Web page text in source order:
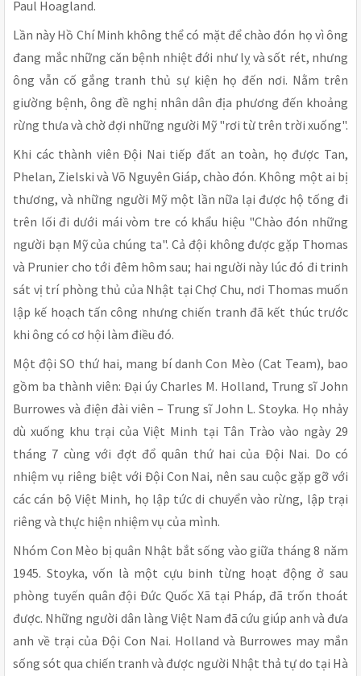
Paul Hoagland.
Lần này Hồ Chí Minh không thể có mặt để chào đón họ vì ông
đang mắc những căn bệnh nhiệt đới như lỵ và sốt rét, nhưng
ông vẫn cố gắng tranh thủ sự kiện họ đến nơi. Nằm trên
giường bệnh, ông đề nghị nhân dân địa phương đến khoảng
rừng thưa và chờ đợi những người Mỹ "rơi từ trên trời xuống".
Khi các thành viên Đội Nai tiếp đất an toàn, họ được Tan,
Phelan, Zielski và Võ Nguyên Giáp, chào đón. Không một ai bị
thương, và những người Mỹ một lần nữa lại được hộ tống đi
trên lối đi dưới mái vòm tre có khẩu hiệu "Chào đón những
người bạn Mỹ của chúng ta". Cả đội không được gặp Thomas
và Prunier cho tới đêm hôm sau; hai người này lúc đó đi trinh
sát vị trí phòng thủ của Nhật tại Chợ Chu, nơi Thomas muốn
lập kế hoạch tấn công nhưng chiến tranh đã kết thúc trước
khi ông có cơ hội làm điều đó.
Một đội SO thứ hai, mang bí danh Con Mèo (Cat Team), bao
gồm ba thành viên: Đại úy Charles M. Holland, Trung sĩ John
Burrowes và điện đài viên – Trung sĩ John L. Stoyka. Họ nhảy
dù xuống khu trại của Việt Minh tại Tân Trào vào ngày 29
tháng 7 cùng với đợt đổ quân thứ hai của Đội Nai. Do có
nhiệm vụ riêng biệt với Đội Con Nai, nên sau cuộc gặp gỡ với
các cán bộ Việt Minh, họ lập tức di chuyển vào rừng, lập trại
riêng và thực hiện nhiệm vụ của mình.
Nhóm Con Mèo bị quân Nhật bắt sống vào giữa tháng 8 năm
1945. Stoyka, vốn là một cựu binh từng hoạt động ở sau
phòng tuyến quân đội Đức Quốc Xã tại Pháp, đã trốn thoát
được. Những người dân làng Việt Nam đã cứu giúp anh và đưa
anh về trại của Đội Con Nai. Holland và Burrowes may mắn
sống sót qua chiến tranh và được người Nhật thả tự do tại Hà